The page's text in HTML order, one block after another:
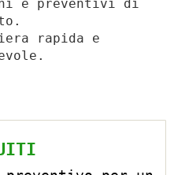
e preventivi di
rapida e